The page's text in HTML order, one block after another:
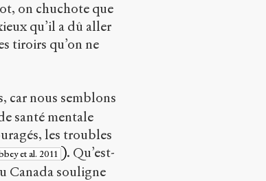
on chuchote que
qu’il a dû aller
tiroirs qu’on ne
car nous semblons
santé mentale
les troubles
et al. 2011 ). Qu’est-
Canada souligne